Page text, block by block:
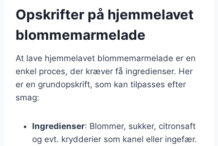
Opskrifter på hjemmelavet
blommemarmelade
At lave hjemmelavet blommemarmelade er en
enkel proces, der kræver få ingredienser. Her
er en grundopskrift, som kan tilpasses efter
smag:
Ingredienser: Blommer, sukker, citronsaft
og evt. krydderier som kanel eller ingefær.